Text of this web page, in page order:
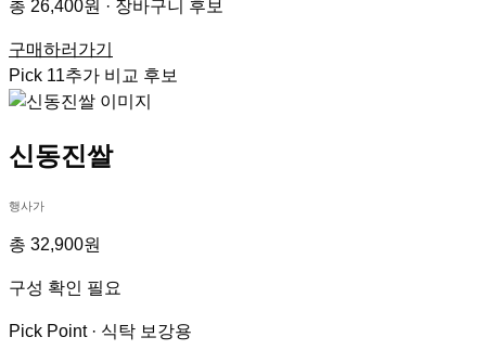
총 26,400원 · 장바구니 후보
구매하러가기
Pick 11추가 비교 후보
신동진쌀
행사가
총 32,900원
구성 확인 필요
Pick Point · 식탁 보강용